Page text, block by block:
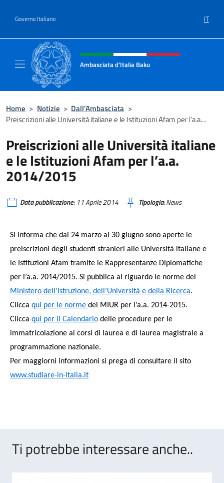
Governo Italiano IT
Intestazione sito, social e menù
Ambasciata d'Italia Baku
Home > Notizie > Dall’Ambasciata >
Preiscrizioni alle Università italiane e le Istituzioni Afam per l’a.a....
Preiscrizioni alle Università italiane
e le Istituzioni Afam per l’a.a.
2014/2015
Data pubblicazione:11 Aprile 2014 Tipologia:News
Si informa che dal 24 marzo al 30 giugno sono aperte le
preiscrizioni degli studenti stranieri alle Università italiane e
le Istituzioni Afam tramite le Rappresentanze Diplomatiche
per l’a.a. 2014/2015. Si pubblica al riguardo le norme del
Ministero dell’Istruzione, dell’Università e della Ricerca.
Clicca qui per le norme del MIUR per l’a.a. 2014-2015.
Clicca qui per il Calendario delle procedure per le
immatricolazione ai corsi di laurea e di laurea magistrale a
programmazione nazionale.
Per maggiorni informazioni si prega di consultare il sito
www.studiare-in-italia.it
Ti potrebbe interessare anche..